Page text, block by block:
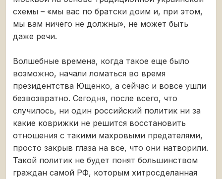
схемы – «мы вас по братски доим и, при этом,
мы вам ничего не должны», не может быть
даже речи.
Волшебные времена, когда такое еще было
возможно, начали ломаться во время
президентства Ющенко, а сейчас и вовсе ушли
безвозвратно. Сегодня, после всего, что
случилось, ни один российский политик ни за
какие коврижки не решится восстановить
отношения с такими махровыми предателями,
просто закрыв глаза на все, что они натворили.
Такой политик не будет понят большинством
граждан самой РФ, которым хитросделанная